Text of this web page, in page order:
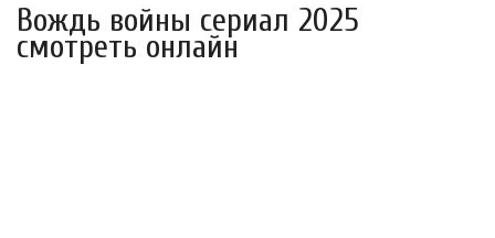
Вождь войны сериал 2025
смотреть онлайн